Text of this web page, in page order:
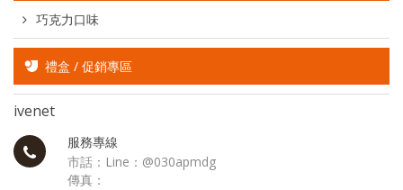
巧克力口味
禮盒 / 促銷專區
ivenet
服務專線
市話：Line：@030apmdg
傳真：